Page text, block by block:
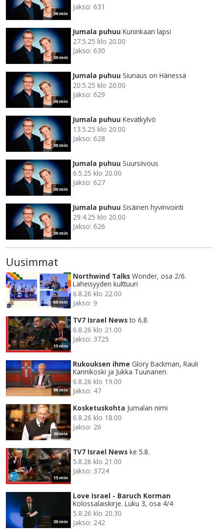
30 min
Jakso: 631
30 min
Jumala puhuu Kuninkaan lapsi
27.5.25 klo 20.00
Jakso: 630
30 min
Jumala puhuu Siunaus on Hänessä
20.5.25 klo 20.00
Jakso: 629
30 min
Jumala puhuu Kevätkylvö
13.5.25 klo 20.00
Jakso: 628
30 min
Jumala puhuu Suursiivous
6.5.25 klo 20.00
Jakso: 627
30 min
Jumala puhuu Sisäinen hyvinvointi
29.4.25 klo 20.00
Jakso: 626
Uusimmat
60 min
Northwind Talks Wonder, osa 2/6.
Läheisyyden kulttuuri
6.8.26 klo 22.00
Jakso: 9
15 min
TV7 Israel News to 6.8.
6.8.26 klo 21.00
Jakso: 3725
90 min
Rukouksen ihme Glory Backman, Rauli
Kannikoski ja Jukka Tuunanen.
6.8.26 klo 19.00
Jakso: 47
30 min
Kosketuskohta Jumalan nimi
6.8.26 klo 18.00
Jakso: 26
15 min
TV7 Israel News ke 5.8.
5.8.26 klo 21.00
Jakso: 3724
30 min
Love Israel - Baruch Korman
Kolossalaiskirje. Luku 3, osa 4/4
5.8.26 klo 20.30
Jakso: 242